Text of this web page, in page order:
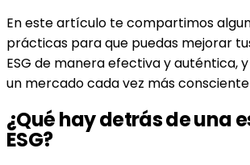
En este artículo te compartimos
prácticas para que puedas mejorar
ESG de manera efectiva y auténtica,
un mercado cada vez más
¿Qué hay detrás de una
ESG?